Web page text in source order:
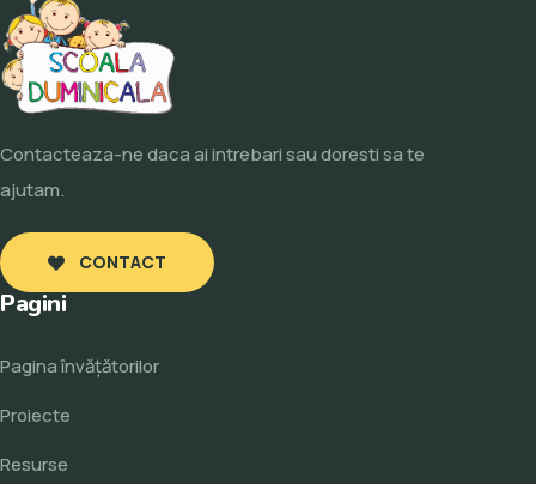
Contacteaza-ne daca ai intrebari sau doresti sa te
ajutam.
CONTACT
Pagini
Pagina învăţătorilor
Proiecte
Resurse